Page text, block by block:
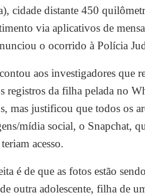
cidade distante 450
via aplicativos de
o ocorrido à Polícia
aos investigadores que
registros da filha pelada no
mas justificou que todos os
mídia social, o Snapchat,
acesso.
é de que as fotos estão
outra adolescente, filha de